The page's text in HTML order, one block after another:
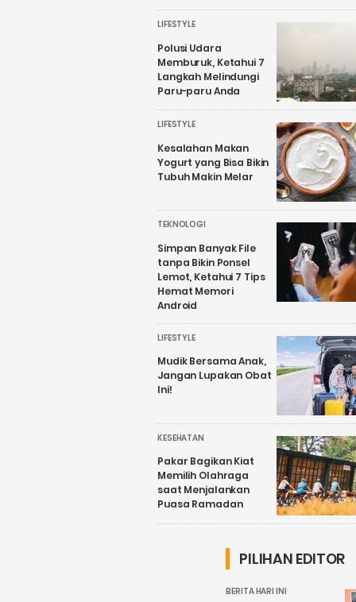
LIFESTYLE
Polusi Udara
Memburuk, Ketahui 7
Langkah Melindungi
Paru-paru Anda
LIFESTYLE
Kesalahan Makan
Yogurt yang Bisa Bikin
Tubuh Makin Melar
TEKNOLOGI
Simpan Banyak File
tanpa Bikin Ponsel
Lemot, Ketahui 7 Tips
Hemat Memori
Android
LIFESTYLE
Mudik Bersama Anak,
Jangan Lupakan Obat
Ini!
KESEHATAN
Pakar Bagikan Kiat
Memilih Olahraga
saat Menjalankan
Puasa Ramadan
PILIHAN EDITOR
BERITA HARI INI